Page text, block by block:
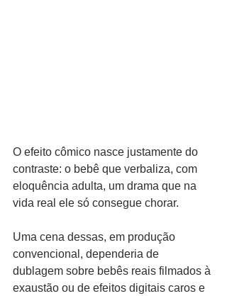
O efeito cômico nasce justamente do
contraste: o bebê que verbaliza, com
eloquência adulta, um drama que na
vida real ele só consegue chorar.
Uma cena dessas, em produção
convencional, dependeria de
dublagem sobre bebês reais filmados à
exaustão ou de efeitos digitais caros e